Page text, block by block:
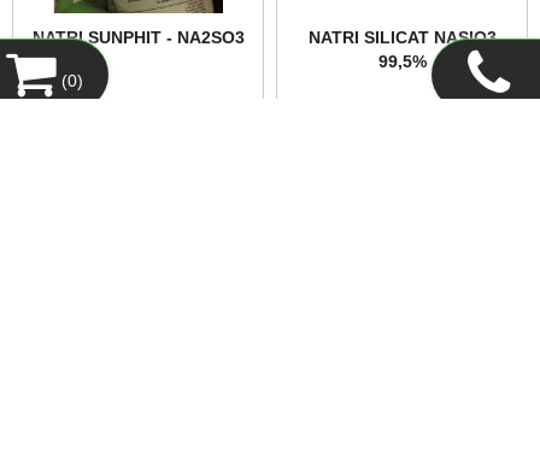
NATRI SUNPHIT - NA2SO3
NATRI SILICAT NASIO3
99,5%
(0)